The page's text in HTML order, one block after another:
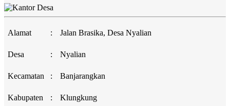
Alamat : Jalan Brasika, Desa Nyalian
Desa : Nyalian
Kecamatan : Banjarangkan
Kabupaten : Klungkung